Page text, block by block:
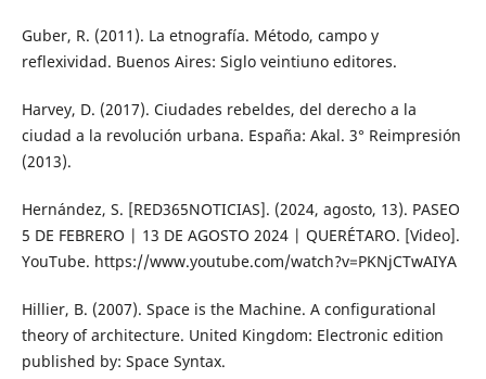
Guber, R. (2011). La etnografía. Método, campo y
reflexividad. Buenos Aires: Siglo veintiuno editores.
Harvey, D. (2017). Ciudades rebeldes, del derecho a la
ciudad a la revolución urbana. España: Akal. 3° Reimpresión
(2013).
Hernández, S. [RED365NOTICIAS]. (2024, agosto, 13). PASEO
5 DE FEBRERO | 13 DE AGOSTO 2024 | QUERÉTARO. [Video].
YouTube. https://www.youtube.com/watch?v=PKNjCTwAIYA
Hillier, B. (2007). Space is the Machine. A configurational
theory of architecture. United Kingdom: Electronic edition
published by: Space Syntax.